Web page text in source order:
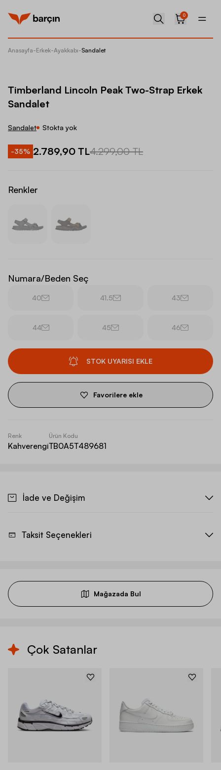
0
Anasayfa-Erkek-Ayakkabı-Sandalet
Timberland Lincoln Peak Two-Strap Erkek
Sandalet
Sandalet Stokta yok
-35% 2.789,90 TL4.299,00 TL
Renkler
Numara/Beden Seç
40 41.5 43
44 45 46
STOK UYARISI EKLE
Favorilere ekle
Renk
Kahverengi
Ürün Kodu
TB0A5T489681
İade ve Değişim
Taksit Seçenekleri
Mağazada Bul
Çok Satanlar